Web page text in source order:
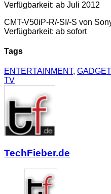
Verfügbarkeit: ab Juli 2012
CMT-V50iP-R/-SI/-S von
Verfügbarkeit: ab sofort
Tags
ENTERTAINMENT,
TV
TechFieber.de